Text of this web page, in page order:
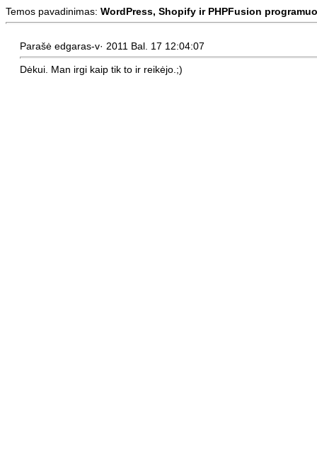
Temos pavadinimas: WordPress, Shopify ir PHPFusion
Parašė edgaras-v· 2011 Bal. 17 12:04:07
Dėkui. Man irgi kaip tik to ir reikėjo.;)